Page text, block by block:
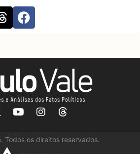
Todos os direitos reservados.